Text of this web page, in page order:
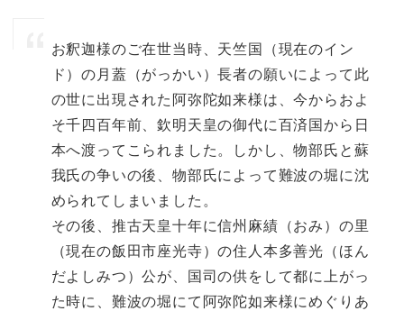
お釈迦様のご在世当時、天竺国（現在のイン
ド）の月蓋（がっかい）長者の願いによって此
の世に出現された阿弥陀如来様は、今からおよ
そ千四百年前、欽明天皇の御代に百済国から日
本へ渡ってこられました。しかし、物部氏と蘇
我氏の争いの後、物部氏によって難波の堀に沈
められてしまいました。
その後、推古天皇十年に信州麻績（おみ）の里
（現在の飯田市座光寺）の住人本多善光（ほん
だよしみつ）公が、国司の供をして都に上がっ
た時に、難波の堀にて阿弥陀如来様にめぐりあ